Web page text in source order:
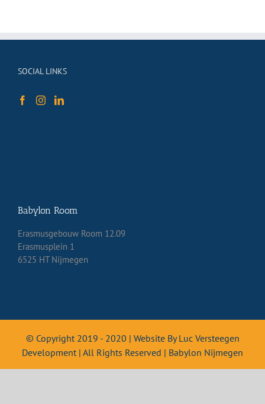
SOCIAL LINKS
Babylon Room
Erasmusgebouw Room 12.09
Erasmusplein 1
6525 HT Nijmegen
© Copyright 2019 - 2020 | Website By Luc Versteegen
Development | All Rights Reserved | Babylon Nijmegen